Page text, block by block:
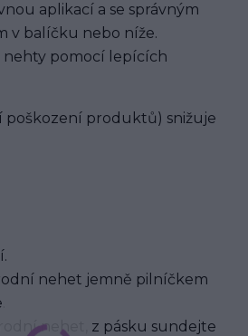
aplikací a se správným
v balíčku nebo níže.
nehty pomocí lepících
poškození produktů) snižuje
nehet jemně pilníčkem
nehet, z pásku sundejte